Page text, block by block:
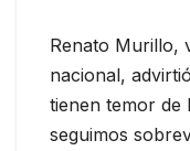
Renato Murillo,
nacional,
tienen temor de
seguimos